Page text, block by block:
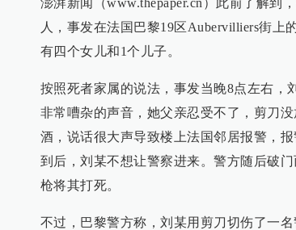
人，事发在法国巴黎19区Aubervilliers街
有四个女儿和1个儿子。
按照死者家属的说法，事发当晚8点左右，
非常嘈杂的声音，她父亲忍受不了，剪刀
酒，说话很大声导致楼上法国邻居报警，
到后，刘某不想让警察进来。警方随后破
枪将其打死。
不过，巴黎警方称，刘某用剪刀切伤了一